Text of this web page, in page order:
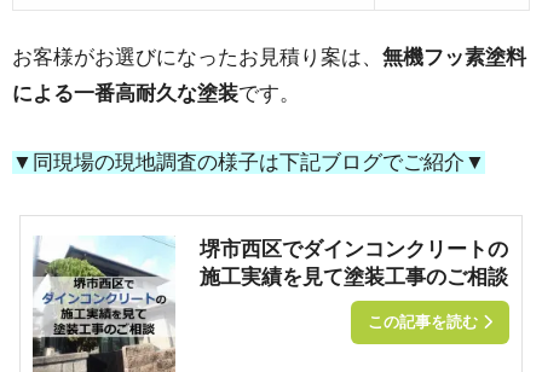
お客様がお選びになったお見積り案は、 無機フッ素塗料
による一番高耐久な塗装です。
▼同現場の現地調査の様子は下記ブログでご紹介▼
堺市西区でダインコンクリートの
施工実績を見て塗装工事のご相談
この記事を読む